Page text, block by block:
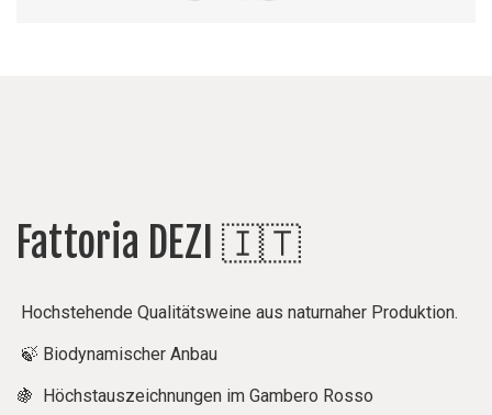
Fattoria DEZI 🇮🇹
Hochstehende Qualitätsweine aus naturnaher Produktion.
🍃 Biodynamischer Anbau
🍇 Höchstauszeichnungen im Gambero Rosso